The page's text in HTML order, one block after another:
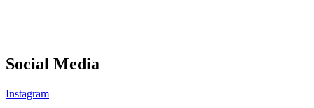
Social Media
Instagram